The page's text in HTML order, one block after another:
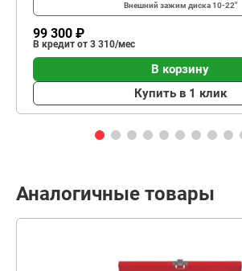
Внешний зажим диска10-22"
99 300 ₽
В кредит от 3 310/мес
В корзину
Купить в 1 клик
Аналогичные товары